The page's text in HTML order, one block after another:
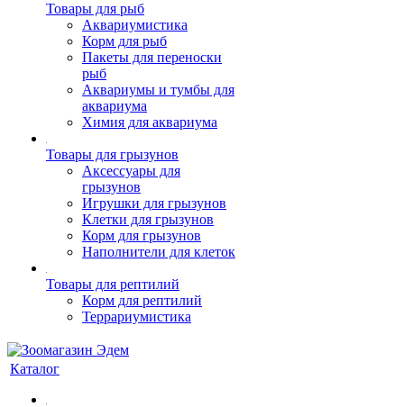
Товары для рыб
Аквариумистика
Корм для рыб
Пакеты для переноски
рыб
Аквариумы и тумбы для
аквариума
Химия для аквариума
Товары для грызунов
Аксессуары для
грызунов
Игрушки для грызунов
Клетки для грызунов
Корм для грызунов
Наполнители для клеток
Товары для рептилий
Корм для рептилий
Террариумистика
Каталог